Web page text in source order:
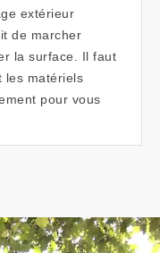
extérieur
de marcher
la surface. Il faut
les matériels
pour vous